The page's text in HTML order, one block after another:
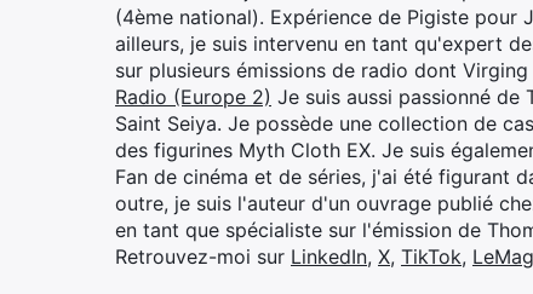
(4ème national). Expérience de Pigiste pour
ailleurs, je suis intervenu en tant qu'expert
sur plusieurs émissions de radio dont Virging
Radio (Europe 2) Je suis aussi passionné de
Saint Seiya. Je possède une collection de
des figurines Myth Cloth EX. Je suis
Fan de cinéma et de séries, j'ai été figurant
outre, je suis l'auteur d'un ouvrage publié
en tant que spécialiste sur l'émission de
Retrouvez-moi sur LinkedIn, X, TikTok,